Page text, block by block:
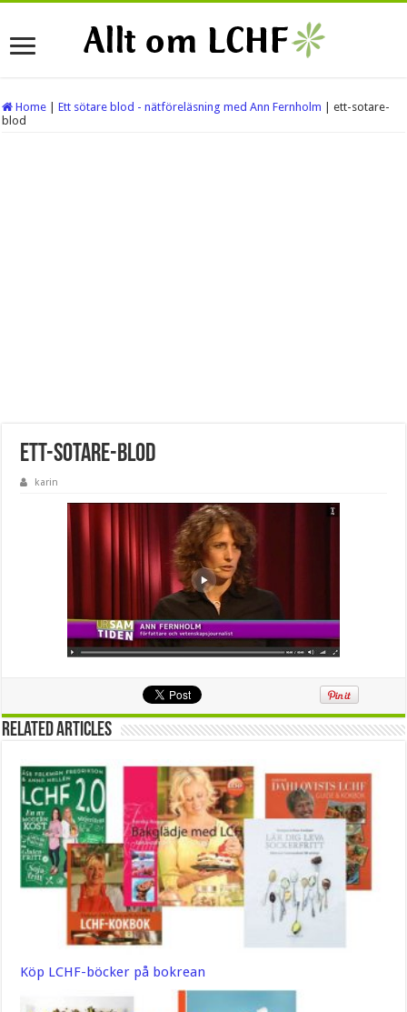
Home Ett sötare blod - nätföreläsning med Ann Fernholm
ett-sotare-
blod
ett-sotare-blod
karin
Related Articles
Köp LCHF-böcker på bokrean